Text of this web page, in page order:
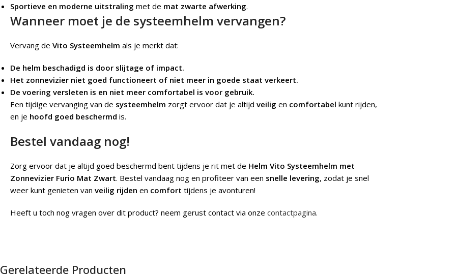
Sportieve en moderne uitstraling met de mat zwarte afwerking.
Wanneer moet je de systeemhelm vervangen?
Vervang de Vito Systeemhelm als je merkt dat:
De helm beschadigd is door slijtage of impact.
Het zonnevizier niet goed functioneert of niet meer in goede staat verkeert.
De voering versleten is en niet meer comfortabel is voor gebruik.
Een tijdige vervanging van de systeemhelm zorgt ervoor dat je altijd veilig en comfortabel kunt rijden,
en je hoofd goed beschermd is.
Bestel vandaag nog!
Zorg ervoor dat je altijd goed beschermd bent tijdens je rit met de Helm Vito Systeemhelm met
Zonnevizier Furio Mat Zwart. Bestel vandaag nog en profiteer van een snelle levering, zodat je snel
weer kunt genieten van veilig rijden en comfort tijdens je avonturen!
Heeft u toch nog vragen over dit product? neem gerust contact via onze contactpagina.
Gerelateerde Producten